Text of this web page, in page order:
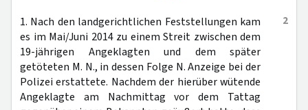
2
1. Nach den landgerichtlichen Feststellungen kam
es im Mai/Juni 2014 zu einem Streit zwischen dem
19-jährigen Angeklagten und dem später
getöteten M. N., in dessen Folge N. Anzeige bei der
Polizei erstattete. Nachdem der hierüber wütende
Angeklagte am Nachmittag vor dem Tattag